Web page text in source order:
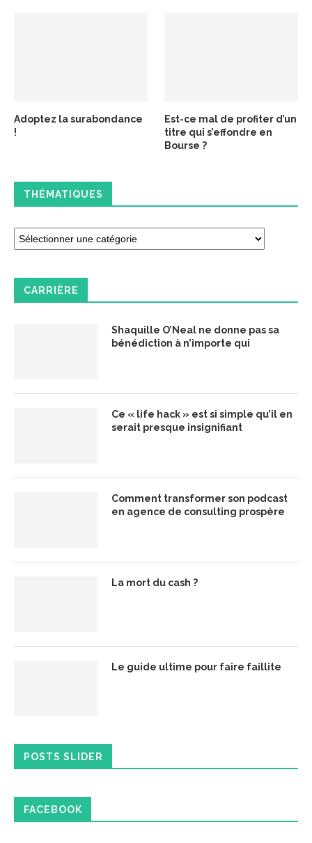
Adoptez la surabondance
!
Est-ce mal de profiter d’un
titre qui s’effondre en
Bourse ?
THÉMATIQUES
CARRIÈRE
Shaquille O’Neal ne donne pas sa
bénédiction à n’importe qui
Ce « life hack » est si simple qu’il en
serait presque insignifiant
Comment transformer son podcast
en agence de consulting prospère
La mort du cash ?
Le guide ultime pour faire faillite
POSTS SLIDER
FACEBOOK